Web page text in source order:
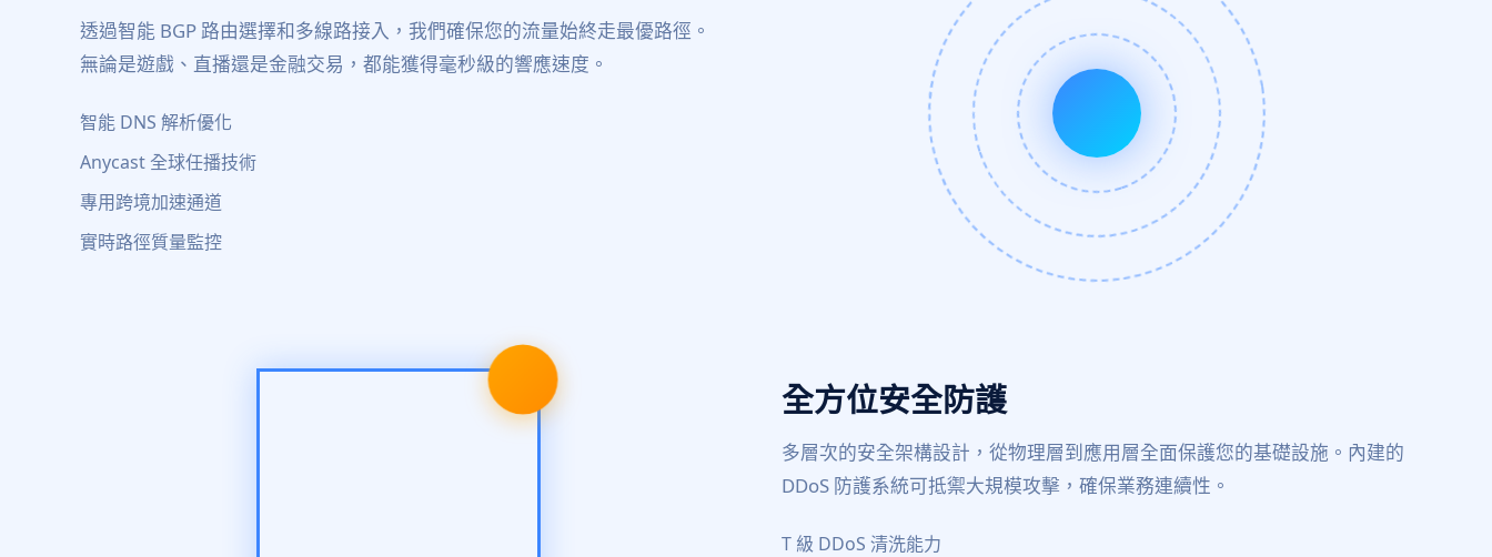
透過智能 BGP 路由選擇和多線路接入，我們確保您的流量始終走最優路徑。
無論是遊戲、直播還是金融交易，都能獲得毫秒級的響應速度。
智能 DNS 解析優化
Anycast 全球任播技術
專用跨境加速通道
實時路徑質量監控
全方位安全防護
多層次的安全架構設計，從物理層到應用層全面保護您的基礎設施。內建的
DDoS 防護系統可抵禦大規模攻擊，確保業務連續性。
T 級 DDoS 清洗能力